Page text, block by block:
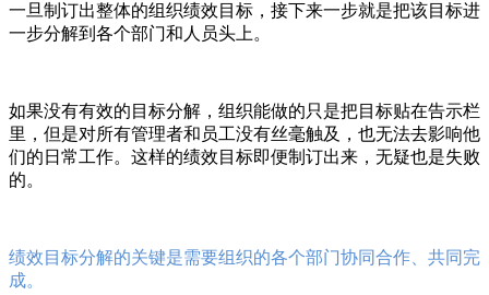
一旦制订出整体的组织绩效目标，接下来一步就是把该目标进
一步分解到各个部门和人员头上。
如果没有有效的目标分解，组织能做的只是把目标贴在告示栏
里，但是对所有管理者和员工没有丝毫触及，也无法去影响他
们的日常工作。这样的绩效目标即便制订出来，无疑也是失败
的。
绩效目标分解的关键是需要组织的各个部门协同合作、共同完
成。